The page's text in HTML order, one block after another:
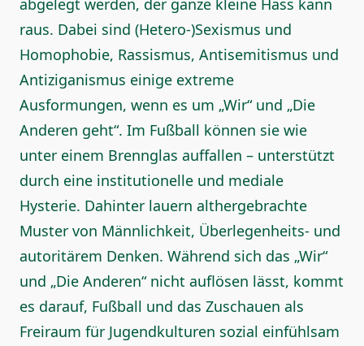
abgelegt werden, der ganze kleine Hass kann
raus. Dabei sind (Hetero-)Sexismus und
Homophobie, Rassismus, Antisemitismus und
Antiziganismus einige extreme
Ausformungen, wenn es um „Wir“ und „Die
Anderen geht“. Im Fußball können sie wie
unter einem Brennglas auffallen – unterstützt
durch eine institutionelle und mediale
Hysterie. Dahinter lauern althergebrachte
Muster von Männlichkeit, Überlegenheits- und
autoritärem Denken. Während sich das „Wir“
und „Die Anderen“ nicht auflösen lässt, kommt
es darauf, Fußball und das Zuschauen als
Freiraum für Jugendkulturen sozial einfühlsam